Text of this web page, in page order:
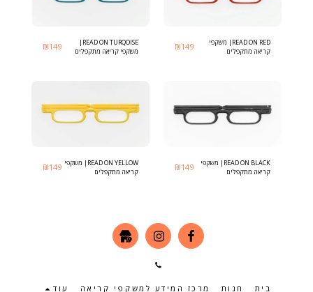
READ ON RED| משקפי
קריאה מתקפלים
₪149
READ ON TURQOISE|
משקפי קריאה מתקפלים
₪149
READ ON BLACK| משקפי
קריאה מתקפלים
₪149
READ ON YELLOW| משקפי
קריאה מתקפלים
₪149
בית חנות מרכז המידע למשקפי קריאה עוד